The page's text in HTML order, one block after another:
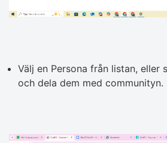
Välj en Persona från listan, eller
och dela dem med communityn.